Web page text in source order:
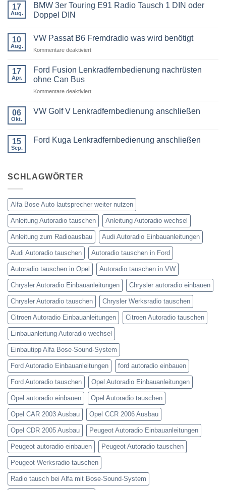
17
Aug.
BMW 3er Touring E91 Radio Tausch 1 DIN oder
Doppel DIN
zu
3er
Radio
Tausch
1
DIN
DIN
10
Aug.
VW Passat B6 Fremdradio was wird benötigt
Kommentare deaktiviertfür
Passat
was
benötigt
17
Apr.
Ford Fusion Lenkradfernbedienung nachrüsten
ohne Can Bus
Kommentare deaktiviertfür
Fusion
Can
06
Okt.
VW Golf V Lenkradfernbedienung anschließen
VW
15
Sep.
Ford Kuga Lenkradfernbedienung anschließen
Kuga
SCHLAGWÖRTER
Alfa Bose Auto lautsprecher weiter nutzen
Anleitung Autoradio tauschen Anleitung Autoradio wechsel
Anleitung zum Radioausbau Audi Autoradio Einbauanleitungen
Audi Autoradio tauschen Autoradio tauschen in Ford
Autoradio tauschen in Opel Autoradio tauschen in VW
Chrysler Autoradio Einbauanleitungen Chrysler autoradio einbauen
Chrysler Autoradio tauschen Chrysler Werksradio tauschen
Citroen Autoradio Einbauanleitungen Citroen Autoradio tauschen
Einbauanleitung Autoradio wechsel
Einbautipp Alfa Bose-Sound-System
Ford Autoradio Einbauanleitungen ford autoradio einbauen
Ford Autoradio tauschen Opel Autoradio Einbauanleitungen
Opel autoradio einbauen Opel Autoradio tauschen
Opel CAR 2003 Ausbau Opel CCR 2006 Ausbau
Opel CDR 2005 Ausbau Peugeot Autoradio Einbauanleitungen
Peugeot autoradio einbauen Peugeot Autoradio tauschen
Peugeot Werksradio tauschen
Radio tausch bei Alfa mit Bose-Sound-System